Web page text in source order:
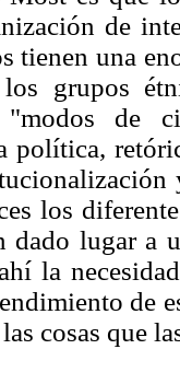
de
tienen una
grupos
de
política,
los
dado lugar a
la
de
cosas que